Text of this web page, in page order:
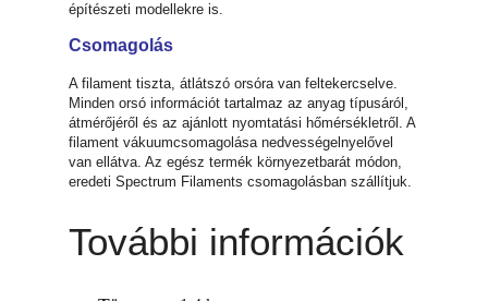
építészeti modellekre is.
Csomagolás
A filament tiszta, átlátszó orsóra van feltekercselve.
Minden orsó információt tartalmaz az anyag típusáról,
átmérőjéről és az ajánlott nyomtatási hőmérsékletről. A
filament vákuumcsomagolása nedvességelnyelővel
van ellátva. Az egész termék környezetbarát módon,
eredeti Spectrum Filaments csomagolásban szállítjuk.
További információk